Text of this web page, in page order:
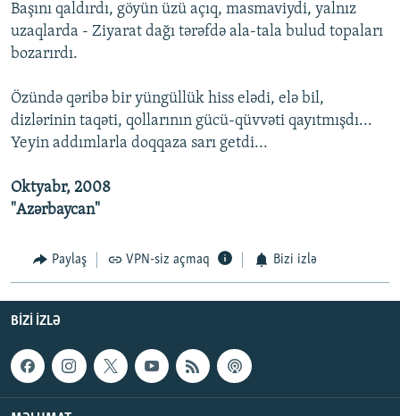
Başını qaldırdı, göyün üzü açıq, masmaviydi, yalnız
uzaqlarda - Ziyarat dağı tərəfdə ala-tala bulud topaları
bozarırdı.
Özündə qəribə bir yüngüllük hiss elədi, elə bil,
dizlərinin taqəti, qollarının gücü-qüvvəti qayıtmışdı...
Yeyin addımlarla doqqaza sarı getdi...
Oktyabr, 2008
"Azərbaycan"
Paylaş VPN-siz açmaq Bizi izlə
BIZI IZLƏ